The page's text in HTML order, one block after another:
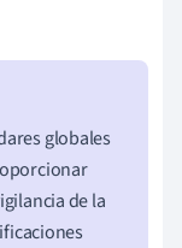
globales
de la